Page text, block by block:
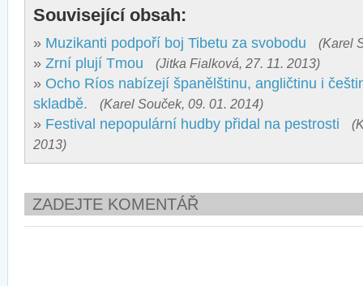
Související obsah:
» Muzikanti podpoří boj Tibetu za svobodu (Karel
» Zrní plují Tmou (Jitka Fialková, 27. 11. 2013)
» Ocho Ríos nabízejí španělštinu, angličtinu i
skladbě.
(Karel Souček, 09. 01. 2014)
» Festival nepopulární hudby přidal na pestrosti
2013)
ZADEJTE KOMENTÁŘ